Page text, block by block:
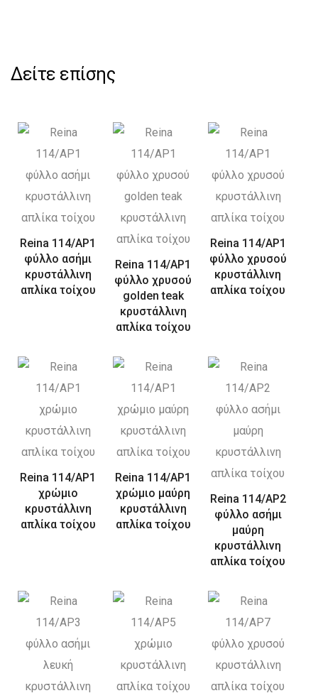
Δείτε επίσης
Reina 114/AP1
φύλλο ασήμι
κρυστάλλινη
απλίκα τοίχου
Reina 114/AP1
φύλλο χρυσού
golden teak
κρυστάλλινη
απλίκα τοίχου
Reina 114/AP1
φύλλο χρυσού
κρυστάλλινη
απλίκα τοίχου
Reina 114/AP1
χρώμιο
κρυστάλλινη
απλίκα τοίχου
Reina 114/AP1
χρώμιο μαύρη
κρυστάλλινη
απλίκα τοίχου
Reina 114/AP2
φύλλο ασήμι
μαύρη
κρυστάλλινη
απλίκα τοίχου